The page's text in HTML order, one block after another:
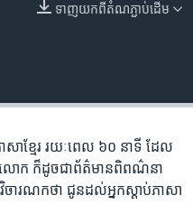
ទាញ​យក​ពី​តំណភ្ជាប់​ដើម
ាសា​ខ្មែរ​ រយៈ​ពេល​ ៦០​ នាទី ដែល​
លោក ​ក៏ដូច​ជា​ព័ត៌មាន​ពិពណ៌នា
វិចារណកថា​ ជូន​ដល់​អ្នក​ស្តាប់​ភាសា​